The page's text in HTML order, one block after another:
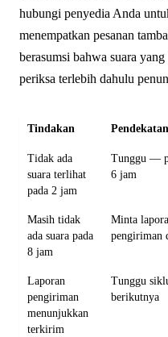
hubungi penyedia Anda
menempatkan pesanan
berasumsi bahwa suara
periksa terlebih dahulu
Tindakan
Tidak ada
suara terlihat
pada 2 jam
Tunggu —
6 jam
Masih tidak
ada suara pada
8 jam
Minta
pengiriman
Laporan
pengiriman
menunjukkan
terkirim
Tunggu
berikutnya